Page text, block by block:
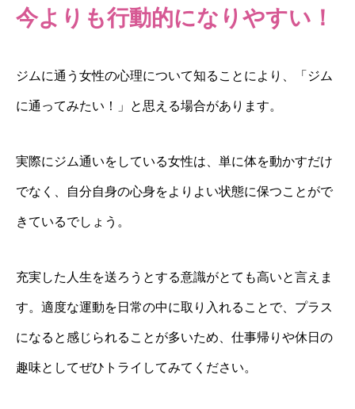
今よりも行動的になりやすい！
ジムに通う女性の心理について知ることにより、「ジム
に通ってみたい！」と思える場合があります。
実際にジム通いをしている女性は、単に体を動かすだけ
でなく、自分自身の心身をよりよい状態に保つことがで
きているでしょう。
充実した人生を送ろうとする意識がとても高いと言えま
す。適度な運動を日常の中に取り入れることで、プラス
になると感じられることが多いため、仕事帰りや休日の
趣味としてぜひトライしてみてください。